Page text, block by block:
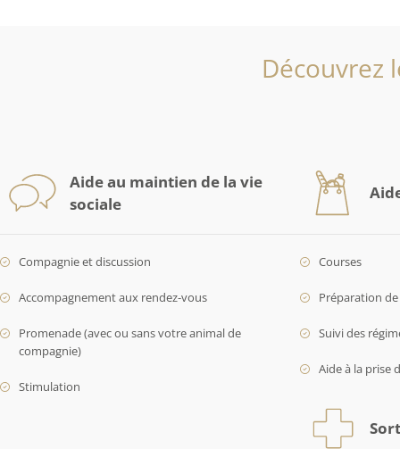
Découvrez
Aide au maintien de la vie
sociale
Compagnie et discussion
Accompagnement aux rendez-vous
Promenade (avec ou sans votre animal de
compagnie)
Stimulation
Courses
Préparation
Suivi des
Aide à la prise